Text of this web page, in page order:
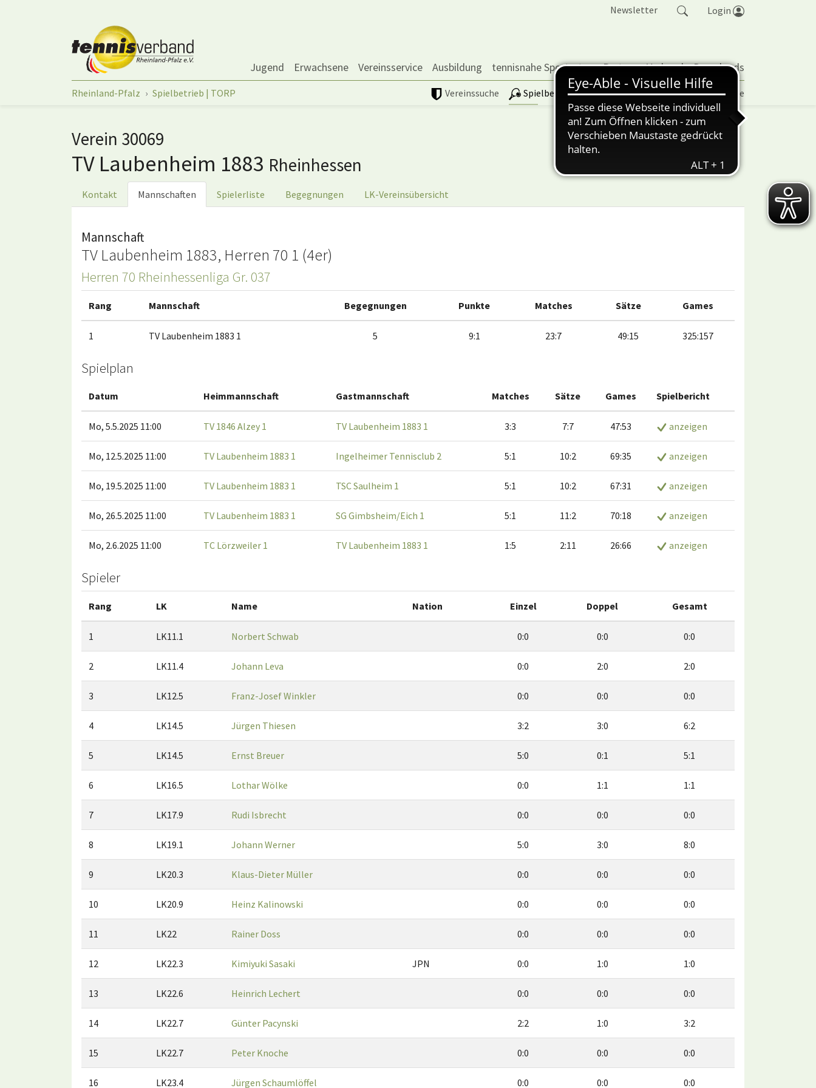
Newsletter Login
Jugend Erwachsene Vereinsservice Ausbildung tennisnahe Sportarten Partner Verband Downloads
Vereinssuche Spielbetrieb | TORP Vereinspokal Turniere
Sie sind hier:
Rheinland-Pfalz Spielbetrieb | TORP
Verein 30069
TV Laubenheim 1883 Rheinhessen
Kontakt Mannschaften Spielerliste Begegnungen LK-Vereinsübersicht
Mannschaft
TV Laubenheim 1883, Herren 70 1 (4er)
Herren 70 Rheinhessenliga Gr. 037
Rang Mannschaft Begegnungen Punkte Matches Sätze Games
1 TV Laubenheim 1883 1 5 9:1 23:7 49:15 325:157
Spielplan
Datum Heimmannschaft Gastmannschaft Matches Sätze Games Spielbericht
Mo, 5.5.2025 11:00 TV 1846 Alzey 1 TV Laubenheim 1883 1 3:3 7:7 47:53 anzeigen
Mo, 12.5.2025 11:00 TV Laubenheim 1883 1 Ingelheimer Tennisclub 2 5:1 10:2 69:35 anzeigen
Mo, 19.5.2025 11:00 TV Laubenheim 1883 1 TSC Saulheim 1 5:1 10:2 67:31 anzeigen
Mo, 26.5.2025 11:00 TV Laubenheim 1883 1 SG Gimbsheim/Eich 1 5:1 11:2 70:18 anzeigen
Mo, 2.6.2025 11:00 TC Lörzweiler 1 TV Laubenheim 1883 1 1:5 2:11 26:66 anzeigen
Spieler
Rang LK Name Nation Einzel Doppel Gesamt
1 LK11.1 Norbert Schwab 0:0 0:0 0:0
2 LK11.4 Johann Leva 0:0 2:0 2:0
3 LK12.5 Franz-Josef Winkler 0:0 0:0 0:0
4 LK14.5 Jürgen Thiesen 3:2 3:0 6:2
5 LK14.5 Ernst Breuer 5:0 0:1 5:1
6 LK16.5 Lothar Wölke 0:0 1:1 1:1
7 LK17.9 Rudi Isbrecht 0:0 0:0 0:0
8 LK19.1 Johann Werner 5:0 3:0 8:0
9 LK20.3 Klaus-Dieter Müller 0:0 0:0 0:0
10 LK20.9 Heinz Kalinowski 0:0 0:0 0:0
11 LK22 Rainer Doss 0:0 0:0 0:0
12 LK22.3 Kimiyuki Sasaki JPN 0:0 1:0 1:0
13 LK22.6 Heinrich Lechert 0:0 0:0 0:0
14 LK22.7 Günter Pacynski 2:2 1:0 3:2
15 LK22.7 Peter Knoche 0:0 0:0 0:0
16 LK23.4 Jürgen Schaumlöffel 0:0 0:0 0:0